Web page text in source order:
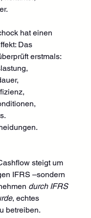
hat einen
Das
erstmals:
steigt um
IFRS –sondern
durch IFRS
, echtes
betreiben.